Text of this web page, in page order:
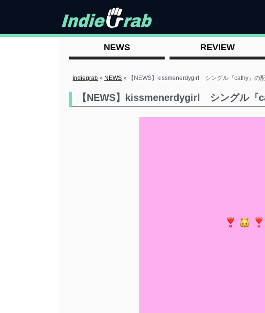
NEWS REVIEW
indiegrab » NEWS » 【NEWS】kissmenerdygirl シングル『cathy』の
【NEWS】kissmenerdygirl シングル『